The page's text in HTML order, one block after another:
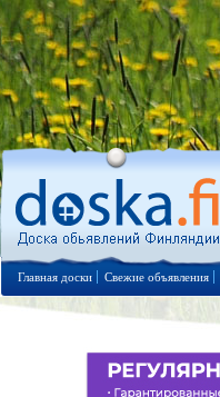
Главная доски Свежие объявления